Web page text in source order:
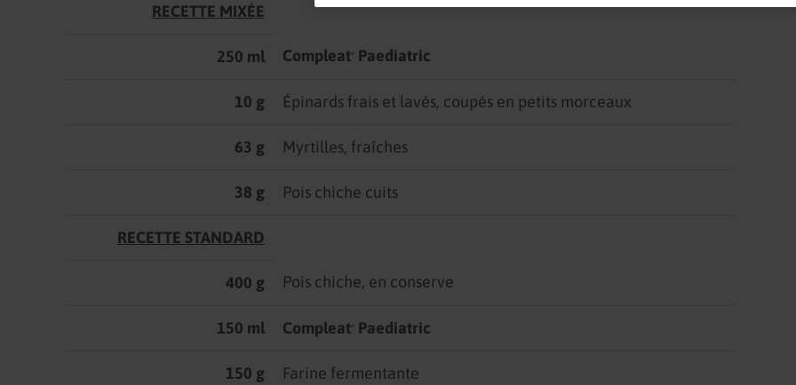
RECETTE MIXÉE
250 ml Compleat® Paediatric
10 g Épinards frais et lavés, coupés en petits morceaux
63 g Myrtilles, fraîches
38 g Pois chiche cuits
RECETTE STANDARD
400 g Pois chiche, en conserve
150 ml Compleat® Paediatric
150 g Farine fermentante